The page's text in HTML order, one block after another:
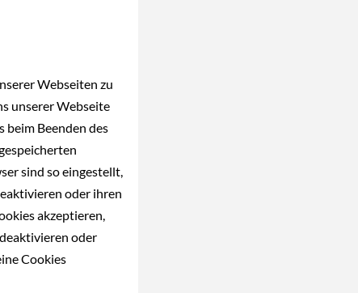
Webseiten zu
unserer Webseite
Beenden des
sind so eingestellt,
oder ihren
akzeptieren,
oder
Cookies